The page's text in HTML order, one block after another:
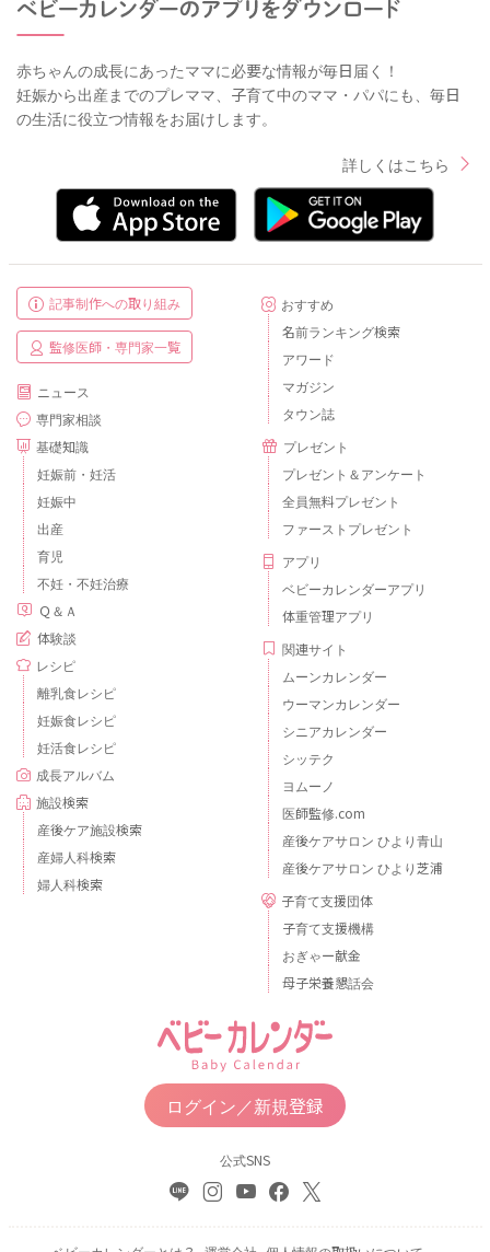
赤ちゃんの成長にあったママに必要な情報が毎日届く！
妊娠から出産までのプレママ、子育て中のママ・パパにも、毎日
の生活に役立つ情報をお届けします。
詳しくはこちら
記事制作への取り組み
監修医師・専門家一覧
ニュース
専門家相談
基礎知識
妊娠前・妊活
妊娠中
出産
育児
不妊・不妊治療
Ｑ＆Ａ
体験談
レシピ
離乳食レシピ
妊娠食レシピ
妊活食レシピ
成長アルバム
施設検索
産後ケア施設検索
産婦人科検索
婦人科検索
おすすめ
名前ランキング検索
アワード
マガジン
タウン誌
プレゼント
プレゼント＆アンケート
全員無料プレゼント
ファーストプレゼント
アプリ
ベビーカレンダーアプリ
体重管理アプリ
関連サイト
ムーンカレンダー
ウーマンカレンダー
シニアカレンダー
シッテク
ヨムーノ
医師監修.com
産後ケアサロン ひより青山
産後ケアサロン ひより芝浦
子育て支援団体
子育て支援機構
おぎゃー献金
母子栄養懇話会
ログイン／新規登録
公式SNS